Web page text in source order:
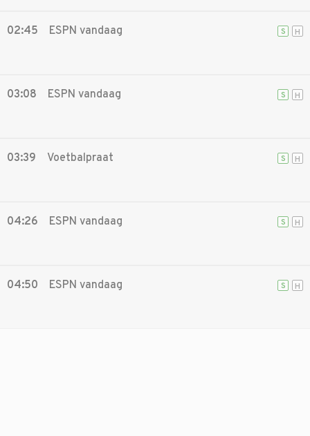
02:45 ESPN vandaag S H
03:08 ESPN vandaag S H
03:39 Voetbalpraat S H
04:26 ESPN vandaag S H
04:50 ESPN vandaag S H